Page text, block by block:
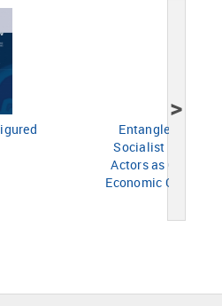
Entanglements
Socialist East-
Actors as Co-
Economic
>